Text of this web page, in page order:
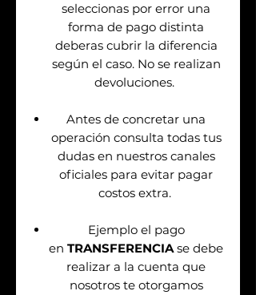
seleccionas por error una
forma de pago distinta
deberas cubrir la diferencia
según el caso. No se realizan
devoluciones.
Antes de concretar una
operación consulta todas tus
dudas en nuestros canales
oficiales para evitar pagar
costos extra.
Ejemplo el pago
en TRANSFERENCIAse debe
realizar a la cuenta que
nosotros te otorgamos